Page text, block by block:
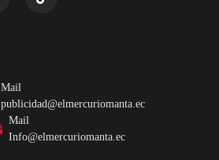
Mail
publicidad@elmercuriomanta.ec
Mail
Info@elmercuriomanta.ec